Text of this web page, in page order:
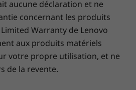
du LiveSafe™
365
aucune déclaration et ne
concernant les produits
Warranty de Lenovo
aux produits matériels
votre propre utilisation, et ne
de la revente.